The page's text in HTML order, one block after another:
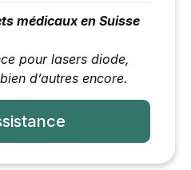
médicaux en Suisse
pour lasers diode,
d’autres encore.